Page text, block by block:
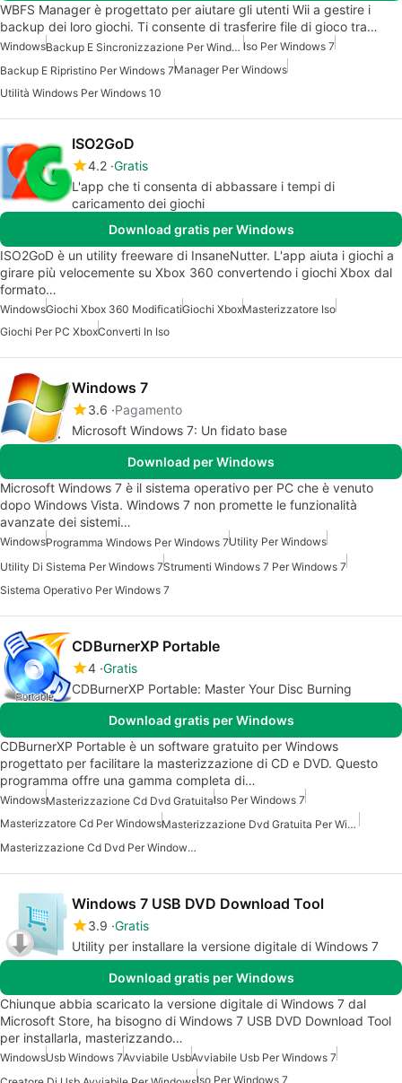
WBFS Manager è progettato per aiutare gli utenti Wii a gestire i
backup dei loro giochi. Ti consente di trasferire file di gioco tra…
Windows Backup E Sincronizzazione Per Windows Iso Per Windows 7
Backup E Ripristino Per Windows 7Manager Per Windows
Utilità Windows Per Windows 10
ISO2GoD
4.2 Gratis
L'app che ti consenta di abbassare i tempi di
caricamento dei giochi
Download gratis per Windows
ISO2GoD è un utility freeware di InsaneNutter. L'app aiuta i giochi a
girare più velocemente su Xbox 360 convertendo i giochi Xbox dal
formato…
WindowsGiochi Xbox 360 ModificatiGiochi XboxMasterizzatore Iso
Giochi Per PC XboxConverti In Iso
Windows 7
3.6 Pagamento
Microsoft Windows 7: Un fidato base
Download per Windows
Microsoft Windows 7 è il sistema operativo per PC che è venuto
dopo Windows Vista. Windows 7 non promette le funzionalità
avanzate dei sistemi…
WindowsProgramma Windows Per Windows 7Utility Per Windows
Utility Di Sistema Per Windows 7Strumenti Windows 7 Per Windows 7
Sistema Operativo Per Windows 7
CDBurnerXP Portable
4 Gratis
CDBurnerXP Portable: Master Your Disc Burning
Download gratis per Windows
CDBurnerXP Portable è un software gratuito per Windows
progettato per facilitare la masterizzazione di CD e DVD. Questo
programma offre una gamma completa di…
WindowsMasterizzazione Cd Dvd GratuitaIso Per Windows 7
Masterizzatore Cd Per Windows
Masterizzazione Dvd Gratuita Per Windows
Masterizzazione Cd Dvd Per Windows Gratis
Windows 7 USB DVD Download Tool
3.9 Gratis
Utility per installare la versione digitale di Windows 7
Download gratis per Windows
Chiunque abbia scaricato la versione digitale di Windows 7 dal
Microsoft Store, ha bisogno di Windows 7 USB DVD Download Tool
per installarla, masterizzando…
WindowsUsb Windows 7Avviabile UsbAvviabile Usb Per Windows 7
Iso Per Windows 7